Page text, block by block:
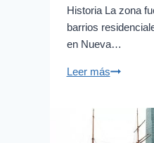
Historia La zona
barrios
en Nueva…
Leer másTribeca